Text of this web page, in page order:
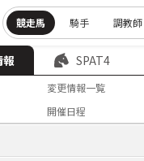
競走馬 騎手 調教師
報 SPAT4
変更情報一覧
開催日程